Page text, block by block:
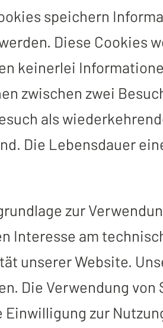
speichern
Diese Cookies
keinerlei
zwischen zwei
als
Die Lebensdauer
zur
Interesse am
unserer Website.
Die Verwendung
Einwilligung zur